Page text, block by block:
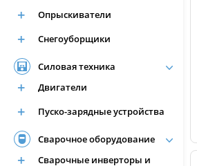
Опрыскиватели
Снегоуборщики
Силовая техника
Двигатели
Пуско-зарядные устройства
Сварочное оборудование
Сварочные инверторы и